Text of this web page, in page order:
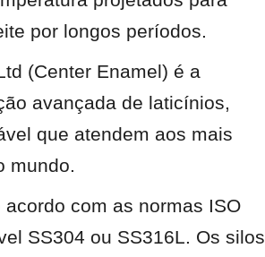
por longos períodos.
(Center Enamel) é a
avançada de laticínios,
que atendem aos mais
mundo.
com as normas ISO
SS304 ou SS316L. Os silos